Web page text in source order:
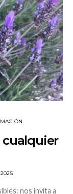
cualquier
2025
nos invita a